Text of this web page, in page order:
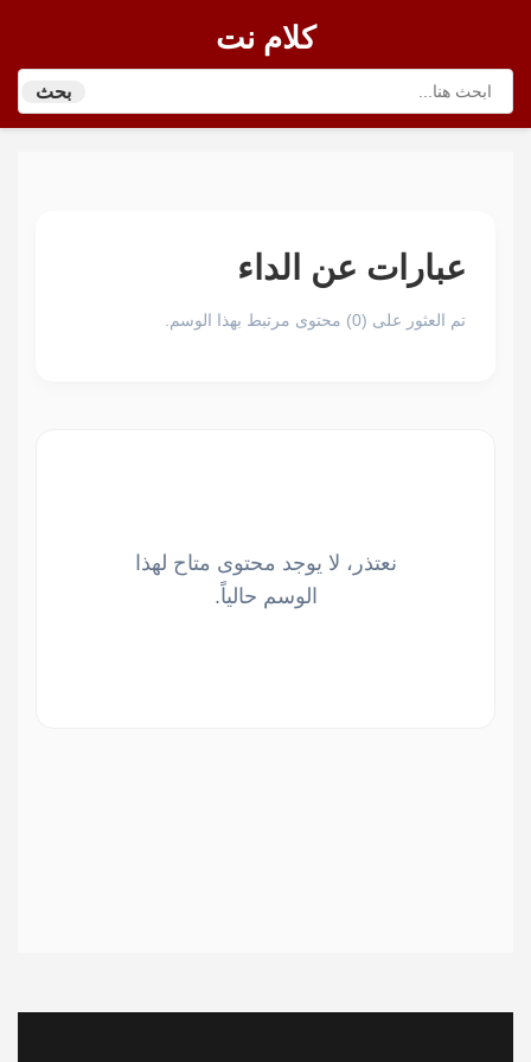
كلام نت
بحث
عبارات عن الداء
تم العثور على (0) محتوى مرتبط بهذا الوسم.
نعتذر، لا يوجد محتوى متاح لهذا
الوسم حالياً.